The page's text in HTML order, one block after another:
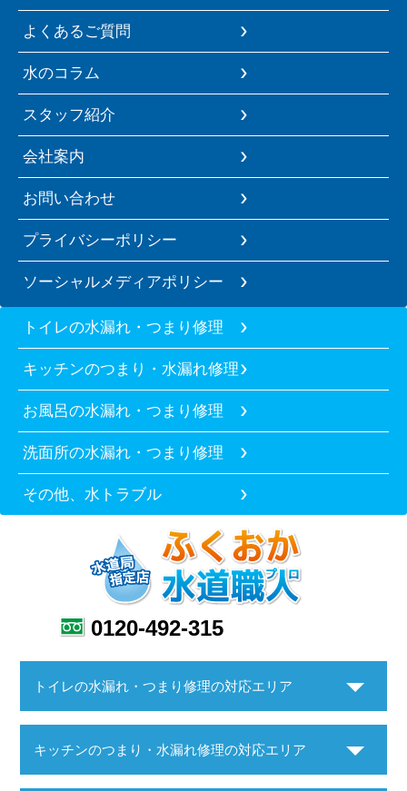
よくあるご質問
水のコラム
スタッフ紹介
会社案内
お問い合わせ
プライバシーポリシー
ソーシャルメディアポリシー
トイレの水漏れ・つまり修理
キッチンのつまり・水漏れ修理
お風呂の水漏れ・つまり修理
洗面所の水漏れ・つまり修理
その他、水トラブル
0120-492-315
トイレの水漏れ・つまり修理の対応エリア
キッチンのつまり・水漏れ修理の対応エリア